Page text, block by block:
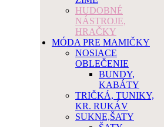
HUDOBNÉ
NÁSTROJE,
HRAČKY
MÓDA PRE MAMIČKY
NOSIACE
OBLEČENIE
BUNDY,
KABÁTY
TRIČKÁ, TUNIKY,
KR. RUKÁV
SUKNE,ŠATY